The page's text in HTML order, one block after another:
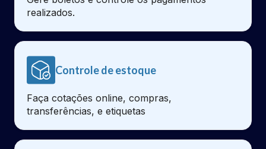
realizados.
Controle de estoque
Faça cotações online, compras,
transferências, e etiquetas